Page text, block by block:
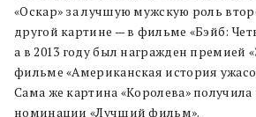
«Оскар» за лучшую мужскую роль
другой картине — в фильме «Бэйб:
а в 2013 году был награжден премией
фильме «Американская история
Сама же картина «Королева»
номинации «Лучший фильм».